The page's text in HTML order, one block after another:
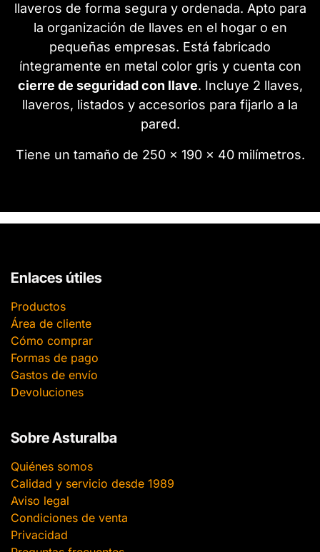
llaveros de forma segura y ordenada. Apto para
la organización de llaves en el hogar o en
pequeñas empresas. Está fabricado
íntegramente en metal color gris y cuenta con
cierre de seguridad con llave. Incluye 2 llaves,
llaveros, listados y accesorios para fijarlo a la
pared.
Tiene un tamaño de 250 x 190 x 40 milímetros.
Enlaces útiles
Productos
Área de cliente
Cómo comprar
Formas de pago
Gastos de envío
Devoluciones
Sobre Asturalba
Quiénes somos
Calidad y servicio desde 1989
Aviso legal
Condiciones de venta
Privacidad